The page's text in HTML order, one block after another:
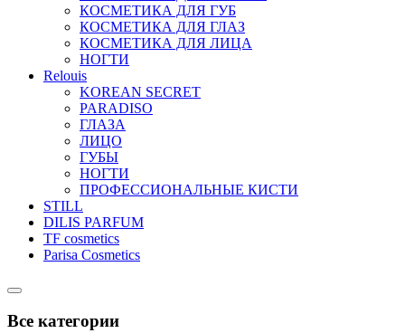
КОСМЕТИКА ДЛЯ ГУБ
КОСМЕТИКА ДЛЯ ГЛАЗ
КОСМЕТИКА ДЛЯ ЛИЦА
НОГТИ
Relouis
KOREAN SECRET
PARADISO
ГЛАЗА
ЛИЦО
ГУБЫ
НОГТИ
ПРОФЕССИОНАЛЬНЫЕ КИСТИ
STILL
DILIS PARFUM
TF cosmetics
Parisa Cosmetics
Catalog
Все категории